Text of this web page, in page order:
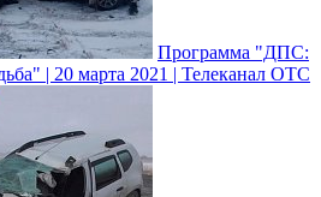
Программа "ДПС:
| 20 марта 2021 | Телеканал ОТС